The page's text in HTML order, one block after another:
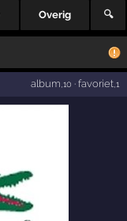
Overig 🔍
album ,10 · favoriet,1